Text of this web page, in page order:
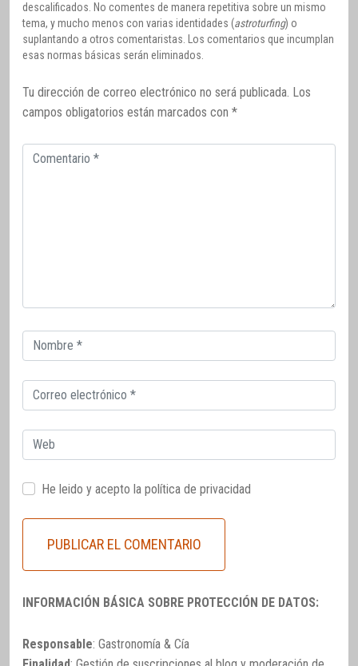
descalificados. No comentes de manera repetitiva sobre un mismo
tema, y mucho menos con varias identidades (astroturfing) o
suplantando a otros comentaristas. Los comentarios que incumplan
esas normas básicas serán eliminados.
Tu dirección de correo electrónico no será publicada. Los
campos obligatorios están marcados con *
Comentario
Correo
electrónico
Correo
electrónico
Web
He leido y acepto la política de privacidad
INFORMACIÓN BÁSICA SOBRE PROTECCIÓN DE DATOS:
Responsable: Gastronomía & Cía